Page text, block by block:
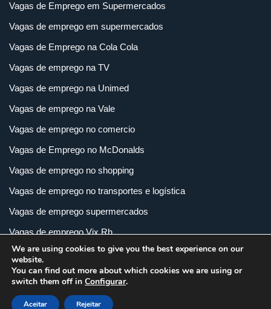
Vagas de Emprego em Supermercados
Vagas de emprego em supermercados
Vagas de Emprego na Cola Cola
Vagas de emprego na TV
Vagas de emprego na Unimed
Vagas de emprego na Vale
Vagas de emprego no comercio
Vagas de Emprego no McDonalds
Vagas de emprego no shopping
Vagas de emprego no transportes e logística
Vagas de emprego supermercados
Vagas de emprego Vix Rh
Vagas de empregos em imobiliária
Vagas de empregos em loja
Vagas de empregos na indústria
We are using cookies to give you the best experience on our
website.
You can find out more about which cookies we are using or
switch them off in Configurar.
Aceitar Rejeitar